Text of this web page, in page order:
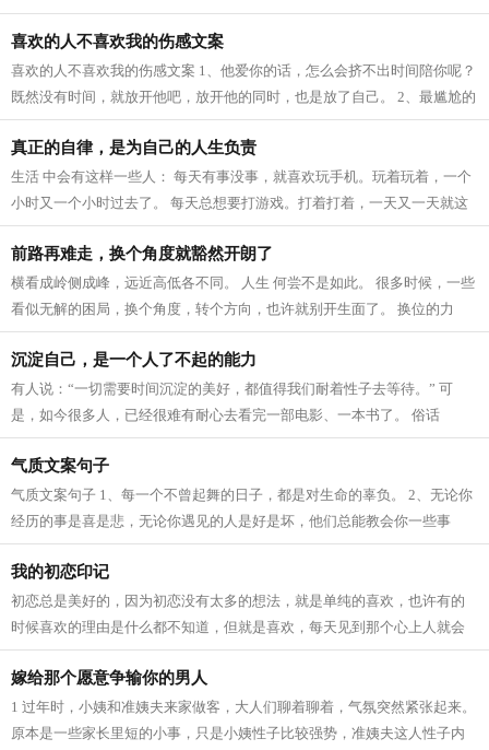
在连续阴沉几天后而漫下来的一缕深秋...
喜欢的人不喜欢我的伤感文案
喜欢的人不喜欢我的伤感文案 1、他爱你的话，怎么会挤不出时间陪你呢？
既然没有时间，就放开他吧，放开他的同时，也是放了自己。 2、最尴尬的
莫过于，分手以后，人家已经有了甜...
真正的自律，是为自己的人生负责
生活 中会有这样一些人： 每天有事没事，就喜欢玩手机。玩着玩着，一个
小时又一个小时过去了。 每天总想要打游戏。打着打着，一天又一天就这
样被耗费和虚掷掉了。 …… 许多时...
前路再难走，换个角度就豁然开朗了
横看成岭侧成峰，远近高低各不同。 人生 何尝不是如此。 很多时候，一些
看似无解的困局，换个角度，转个方向，也许就别开生面了。 换位的力
量，远比你想象要大得多。 换位，是...
沉淀自己，是一个人了不起的能力
有人说：“一切需要时间沉淀的美好，都值得我们耐着性子去等待。” 可
是，如今很多人，已经很难有耐心去看完一部电影、一本书了。 俗话
说：“心浮气躁者，一事无成。” 一个人...
气质文案句子
气质文案句子 1、每一个不曾起舞的日子，都是对生命的辜负。 2、无论你
经历的事是喜是悲，无论你遇见的人是好是坏，他们总能教会你一些事
理，然后助你成为一个更好的人。每个人...
我的初恋印记
初恋总是美好的，因为初恋没有太多的想法，就是单纯的喜欢，也许有的
时候喜欢的理由是什么都不知道，但就是喜欢，每天见到那个心上人就会
开心，就会心潮澎湃，这就是初恋的魅...
嫁给那个愿意争输你的男人
1 过年时，小姨和准姨夫来家做客，大人们聊着聊着，气氛突然紧张起来。
原本是一些家长里短的小事，只是小姨性子比较强势，准姨夫这人性子内